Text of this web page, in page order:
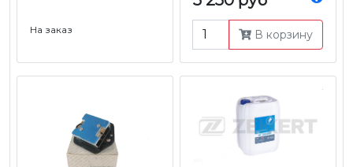
На заказ
2/3/4/5 | Оригинал
В корзину